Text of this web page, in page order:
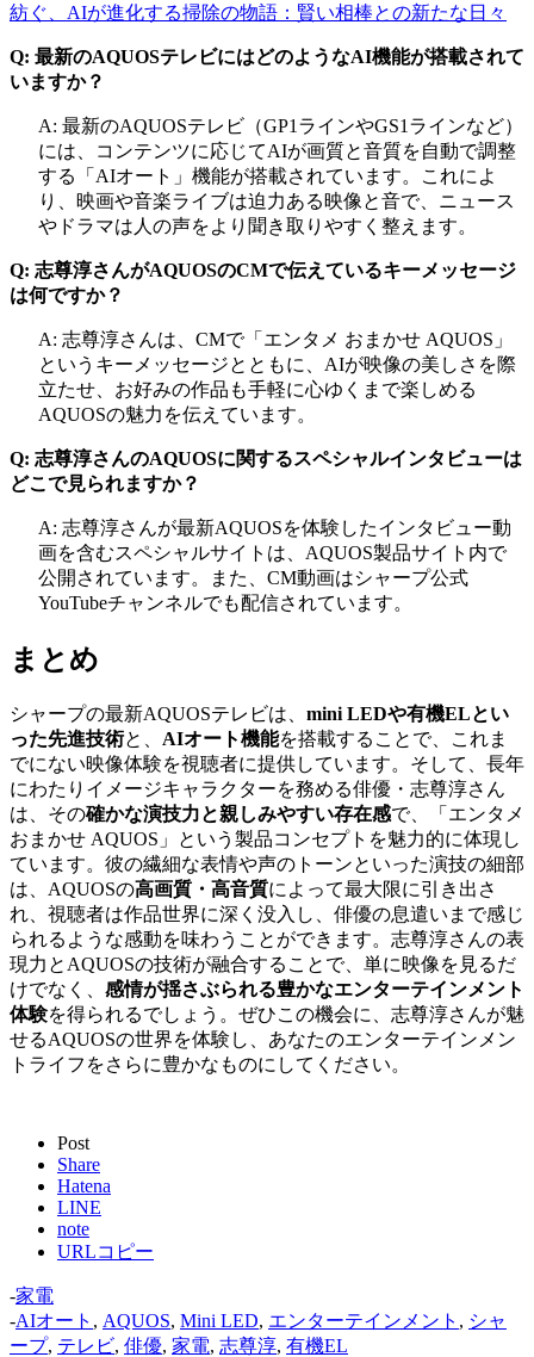
紡ぐ、AIが進化する掃除の物語：賢い相棒との新たな日々
Q: 最新のAQUOSテレビにはどのようなAI機能が搭載されて
いますか？
A: 最新のAQUOSテレビ（GP1ラインやGS1ラインなど）
には、コンテンツに応じてAIが画質と音質を自動で調整
する「AIオート」機能が搭載されています。これによ
り、映画や音楽ライブは迫力ある映像と音で、ニュース
やドラマは人の声をより聞き取りやすく整えます。
Q: 志尊淳さんがAQUOSのCMで伝えているキーメッセージ
は何ですか？
A: 志尊淳さんは、CMで「エンタメ おまかせ AQUOS」
というキーメッセージとともに、AIが映像の美しさを際
立たせ、お好みの作品も手軽に心ゆくまで楽しめる
AQUOSの魅力を伝えています。
Q: 志尊淳さんのAQUOSに関するスペシャルインタビューは
どこで見られますか？
A: 志尊淳さんが最新AQUOSを体験したインタビュー動
画を含むスペシャルサイトは、AQUOS製品サイト内で
公開されています。また、CM動画はシャープ公式
YouTubeチャンネルでも配信されています。
まとめ
シャープの最新AQUOSテレビは、 mini LEDや有機ELとい
った先進技術と、 AIオート機能を搭載することで、これま
でにない映像体験を視聴者に提供しています。そして、長年
にわたりイメージキャラクターを務める俳優・志尊淳さん
は、その確かな演技力と親しみやすい存在感で、「エンタメ
おまかせ AQUOS」という製品コンセプトを魅力的に体現し
ています。彼の繊細な表情や声のトーンといった演技の細部
は、AQUOSの高画質・高音質によって最大限に引き出さ
れ、視聴者は作品世界に深く没入し、俳優の息遣いまで感じ
られるような感動を味わうことができます。志尊淳さんの表
現力とAQUOSの技術が融合することで、単に映像を見るだ
けでなく、 感情が揺さぶられる豊かなエンターテインメント
体験を得られるでしょう。ぜひこの機会に、志尊淳さんが魅
せるAQUOSの世界を体験し、あなたのエンターテインメン
トライフをさらに豊かなものにしてください。
Post
Share
Hatena
LINE
note
URLコピー
-家電
-AIオート , AQUOS, Mini LED, エンターテインメント , シャ
ープ, テレビ, 俳優, 家電, 志尊淳, 有機EL